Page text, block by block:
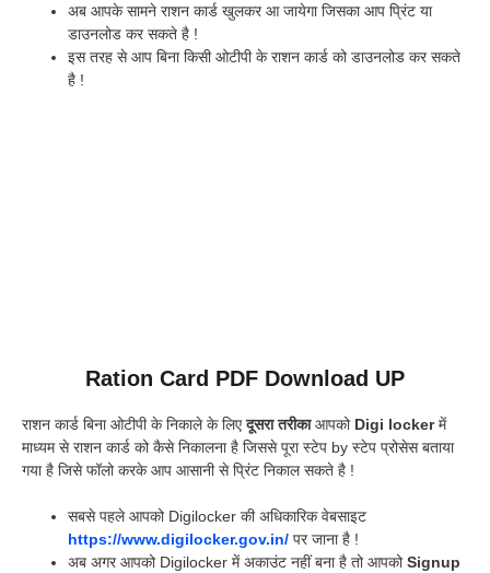
अब आपके सामने राशन कार्ड खुलकर आ जायेगा जिसका आप प्रिंट या
डाउनलोड कर सकते है !
इस तरह से आप बिना किसी ओटीपी के राशन कार्ड को डाउनलोड कर सकते
है !
Ration Card PDF Download UP
राशन कार्ड बिना ओटीपी के निकाले के लिएदूसरा तरीकाआपको Digi lockerमें
माध्यम से राशन कार्ड को कैसे निकालना है जिससे पूरा स्टेप by स्टेप प्रोसेस बताया
गया है जिसे फॉलो करके आप आसानी से प्रिंट निकाल सकते है !
सबसे पहले आपको Digilocker की अधिकारिक वेबसाइट
https://www.digilocker.gov.in/ पर जाना है !
अब अगर आपको Digilocker में अकाउंट नहीं बना है तो आपकोSignup